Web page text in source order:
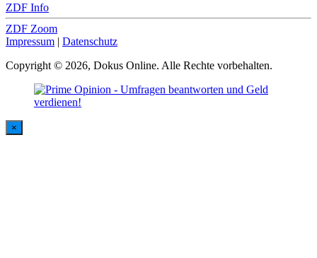
ZDF Info
ZDF Zoom
Impressum | Datenschutz
Copyright © 2026, Dokus Online. Alle Rechte vorbehalten.
×